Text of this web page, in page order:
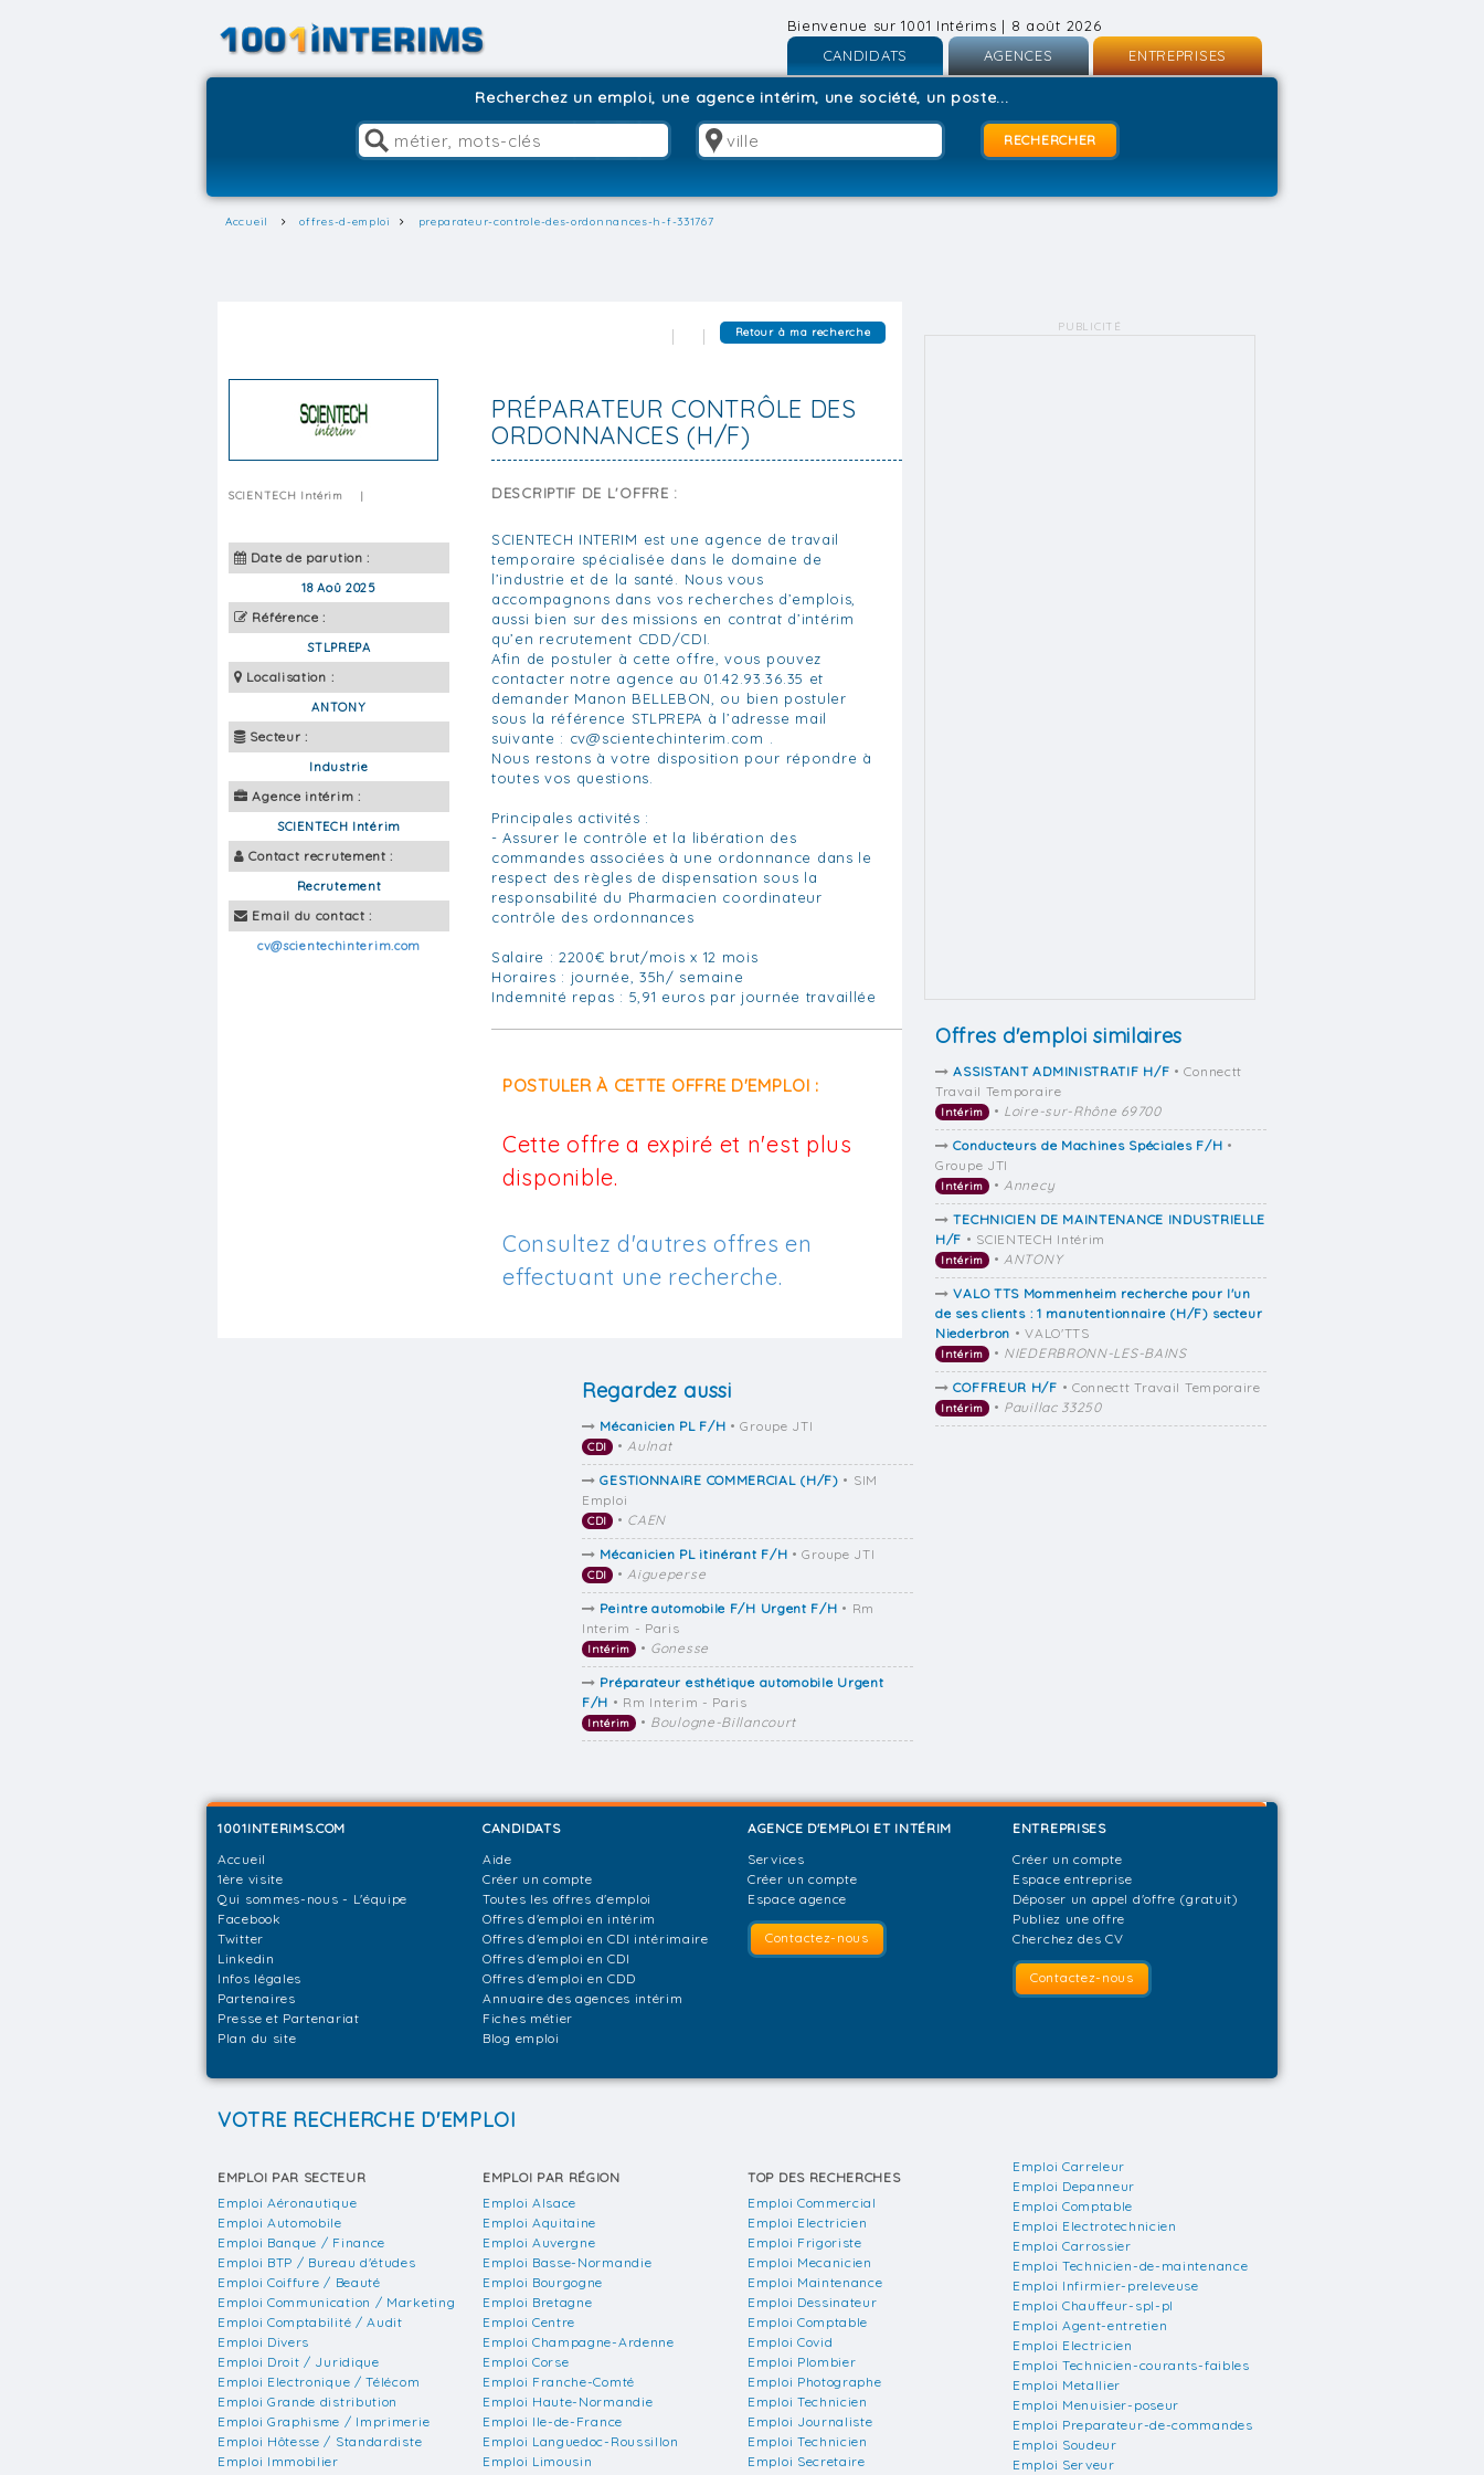
Bienvenue sur 1001 Intérims | 8 août 2026
CANDIDATS
Inscription
AGENCES
Inscription
Connexion
ENTREPRISES
Recherchez un emploi, une agence intérim, une société, un poste...
Accueil offres-d-emploi preparateur-controle-des-ordonnances-h-f-331767
Retour à ma recherche
PRÉPARATEUR CONTRÔLE DES
ORDONNANCES (H/F)
SCIENTECH Intérim |
Date de parution :
18 Aoû 2025
Référence :
STLPREPA
Localisation :
ANTONY
Secteur :
Industrie
Agence intérim :
SCIENTECH Intérim
Contact recrutement :
Recrutement
Email du contact :
cv@scientechinterim.com
DESCRIPTIF DE L'OFFRE :
SCIENTECH INTERIM est une agence de travail
temporaire spécialisée dans le domaine de
l’industrie et de la santé. Nous vous
accompagnons dans vos recherches d’emplois,
aussi bien sur des missions en contrat d’intérim
qu’en recrutement CDD/CDI.
Afin de postuler à cette offre, vous pouvez
contacter notre agence au 01.42.93.36.35 et
demander Manon BELLEBON, ou bien postuler
sous la référence STLPREPA à l’adresse mail
suivante : cv@scientechinterim.com
Nous restons à votre disposition pour répondre à
toutes vos questions.
Principales activités :
- Assurer le contrôle et la libération des
commandes associées à une ordonnance dans le
respect des règles de dispensation sous la
responsabilité du Pharmacien coordinateur
contrôle des ordonnances
Salaire : 2200€ brut/mois x 12 mois
Horaires : journée, 35h/ semaine
Indemnité repas : 5,91 euros par journée travaillée
POSTULER À CETTE OFFRE D'EMPLOI :
Cette offre a expiré et n'est plus
disponible.
Consultez d'autres offres en
effectuant une recherche.
PUBLICITÉ
Offres d'emploi similaires
ASSISTANT ADMINISTRATIF H/F • Connectt
Travail Temporaire
Intérim • Loire-sur-Rhône 69700
Conducteurs de Machines Spéciales F/H •
Groupe JTI
Intérim •Annecy
TECHNICIEN DE MAINTENANCE INDUSTRIELLE
H/F • SCIENTECH Intérim
Intérim •ANTONY
VALO TTS Mommenheim recherche pour l'un
de ses clients : 1 manutentionnaire (H/F) secteur
Niederbron • VALO'TTS
Intérim • NIEDERBRONN-LES-BAINS
COFFREUR H/F • Connectt Travail Temporaire
Intérim • Pauillac 33250
Regardez aussi
Mécanicien PL F/H • Groupe JTI
CDI • Aulnat
GESTIONNAIRE COMMERCIAL (H/F) • SIM
Emploi
CDI • CAEN
Mécanicien PL itinérant F/H • Groupe JTI
CDI • Aigueperse
Peintre automobile F/H Urgent F/H • Rm
Interim - Paris
Intérim • Gonesse
Préparateur esthétique automobile Urgent
F/H • Rm Interim - Paris
Intérim • Boulogne-Billancourt
1001INTERIMS.COM
Accueil
1ère visite
Qui sommes-nous - L'équipe
Facebook
Twitter
Linkedin
Infos légales
Partenaires
Presse et Partenariat
Plan du site
CANDIDATS
Aide
Créer un compte
Toutes les offres d'emploi
Offres d'emploi en intérim
Offres d'emploi en CDI intérimaire
Offres d'emploi en CDI
Offres d'emploi en CDD
Annuaire des agences intérim
Fiches métier
Blog emploi
AGENCE D'EMPLOI ET INTÉRIM
Services
Créer un compte
Espace agence
Contactez-nous
ENTREPRISES
Créer un compte
Espace entreprise
Déposer un appel d'offre (gratuit)
Publiez une offre
Cherchez des CV
Contactez-nous
VOTRE RECHERCHE D'EMPLOI
EMPLOI PAR SECTEUR
Emploi Aéronautique
Emploi Automobile
Emploi Banque / Finance
Emploi BTP / Bureau d'études
Emploi Coiffure / Beauté
Emploi Communication / Marketing
Emploi Comptabilité / Audit
Emploi Divers
Emploi Droit / Juridique
Emploi Electronique / Télécom
Emploi Grande distribution
Emploi Graphisme / Imprimerie
Emploi Hôtesse / Standardiste
Emploi Immobilier
EMPLOI PAR RÉGION
Emploi Alsace
Emploi Aquitaine
Emploi Auvergne
Emploi Basse-Normandie
Emploi Bourgogne
Emploi Bretagne
Emploi Centre
Emploi Champagne-Ardenne
Emploi Corse
Emploi Franche-Comté
Emploi Haute-Normandie
Emploi Ile-de-France
Emploi Languedoc-Roussillon
Emploi Limousin
TOP DES RECHERCHES
Emploi Commercial
Emploi Electricien
Emploi Frigoriste
Emploi Mecanicien
Emploi Maintenance
Emploi Dessinateur
Emploi Comptable
Emploi Covid
Emploi Plombier
Emploi Photographe
Emploi Technicien
Emploi Journaliste
Emploi Technicien
Emploi Secretaire
Emploi Carreleur
Emploi Depanneur
Emploi Comptable
Emploi Electrotechnicien
Emploi Carrossier
Emploi Technicien-de-maintenance
Emploi Infirmier-preleveuse
Emploi Chauffeur-spl-pl
Emploi Agent-entretien
Emploi Electricien
Emploi Technicien-courants-faibles
Emploi Metallier
Emploi Menuisier-poseur
Emploi Preparateur-de-commandes
Emploi Soudeur
Emploi Serveur